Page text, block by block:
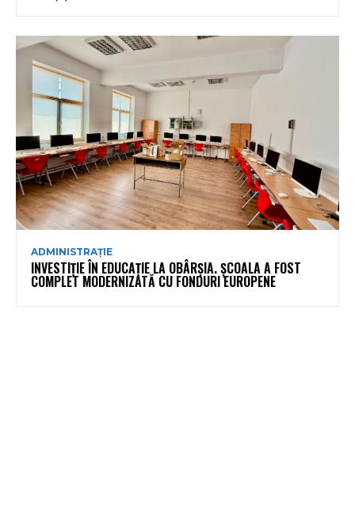
ADMINISTRAȚIE
INVESTIȚIE ÎN EDUCAȚIE LA OBÂRȘIA. ȘCOALA A FOST
COMPLET MODERNIZATĂ CU FONDURI EUROPENE